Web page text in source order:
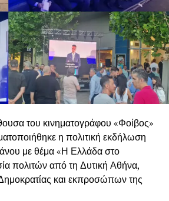
του κινηματογράφου «Φοίβος»
η πολιτική εκδήλωση
με θέμα «Η Ελλάδα στο
πολιτών από τη Δυτική Αθήνα,
και εκπροσώπων της